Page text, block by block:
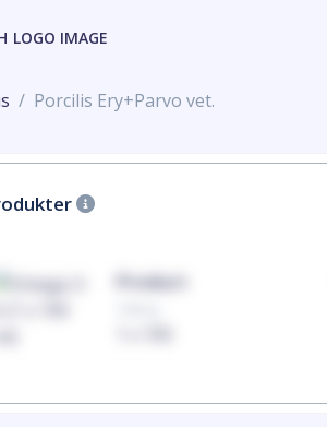
Porcilis Ery+Parvo vet.
Product